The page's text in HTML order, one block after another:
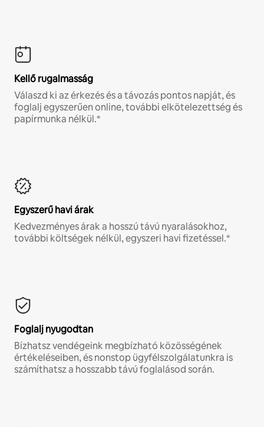
Kellő rugalmasság
Válaszd ki az érkezés és a távozás pontos napját, és
foglalj egyszerűen online, további elkötelezettség és
papírmunka nélkül.*
Egyszerű havi árak
Kedvezményes árak a hosszú távú nyaralásokhoz,
további költségek nélkül, egyszeri havi fizetéssel.*
Foglalj nyugodtan
Bízhatsz vendégeink megbízható közösségének
értékeléseiben, és nonstop ügyfélszolgálatunkra is
számíthatsz a hosszabb távú foglalásod során.